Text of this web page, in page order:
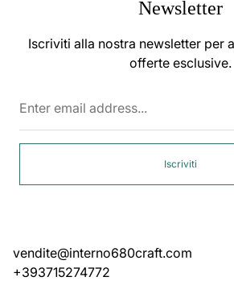
Newsletter
Iscriviti alla nostra newsletter per
offerte esclusive.
Iscriviti
vendite@interno680craft.com
+393715274772